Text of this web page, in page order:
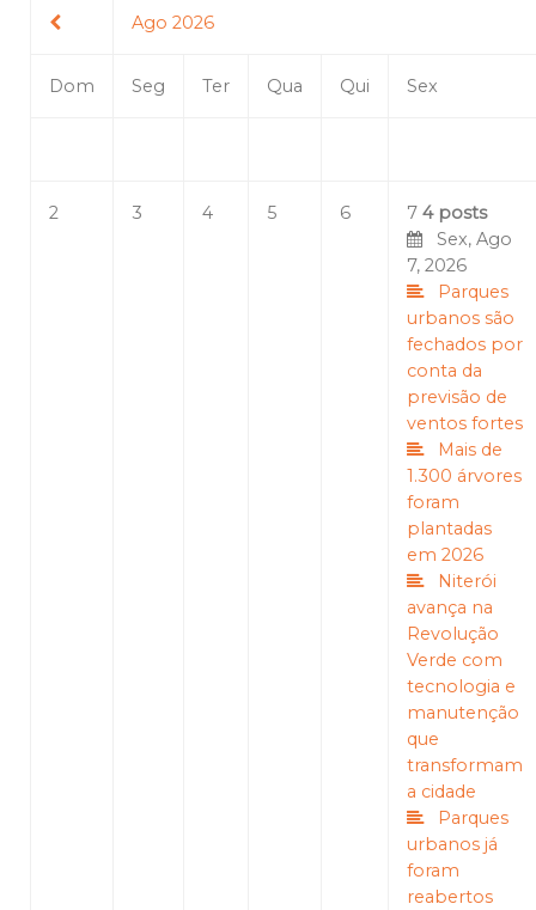
Ago 2026
Dom Seg Ter Qua Qui Sex
2 3 4 5 6 7 4 posts
Sex, Ago
7, 2026
Parques
urbanos são
fechados por
conta da
previsão de
ventos fortes
Mais de
1.300 árvores
foram
plantadas
em 2026
Niterói
avança na
Revolução
Verde com
tecnologia e
manutenção
que
transformam
a cidade
Parques
urbanos já
foram
reabertos